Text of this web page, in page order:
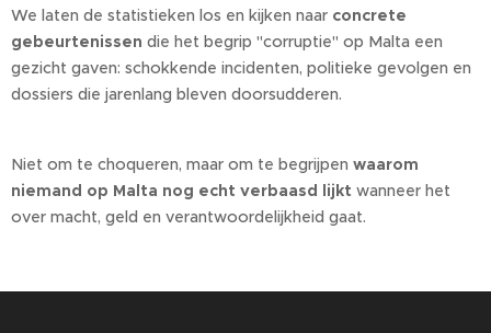
We laten de statistieken los en kijken naar concrete
gebeurtenissen die het begrip "corruptie" op Malta een
gezicht gaven: schokkende incidenten, politieke gevolgen en
dossiers die jarenlang bleven doorsudderen.
Niet om te choqueren, maar om te begrijpen waarom
niemand op Malta nog echt verbaasd lijkt wanneer het
over macht, geld en verantwoordelijkheid gaat.